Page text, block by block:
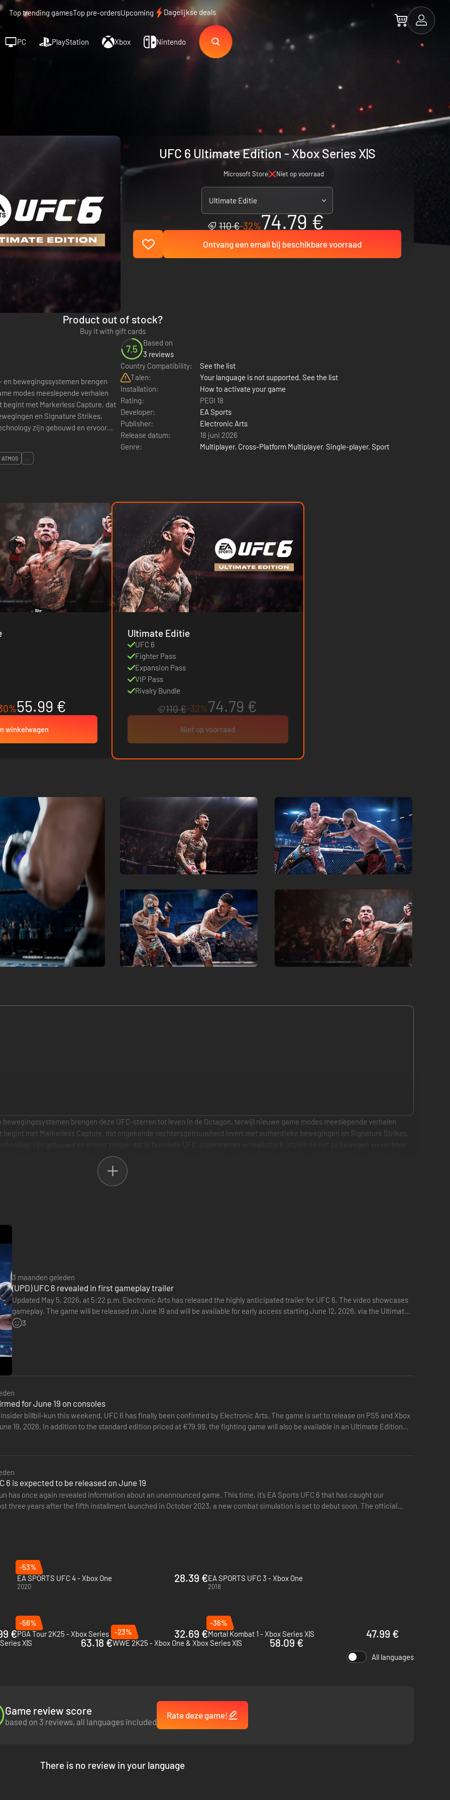
Top trending gamesTop pre-ordersUpcoming Dagelijkse deals
PC PlayStation Xbox Nintendo
UFC 6 Ultimate Edition - Xbox Series X|S
Microsoft Store Niet op voorraad
Ultimate Editie
110 €-32%74.79 €
Ontvang een email bij beschikbare voorraad
Product out of stock?
Buy it with gift cards
en bewegingssystemen brengen
modes meeslepende verhalen
met Markerless Capture, dat
en Signature Strikes,
zijn gebouwd en ervoor
7.5
Based on
3 reviews
Country Compatibility:
See the list
Talen:
Your language is not supported. See the list
Installation:
How to activate your game
Rating:
PEGI 18
Developer:
EA Sports
Publisher:
Electronic Arts
Release datum:
18 juni 2026
Genre:
Multiplayer, Cross-Platform Multiplayer, Single-player, Sport
ATMOS ...
55.99 €
winkelwagen
Ultimate Editie
UFC 6
Fighter Pass
Expansion Pass
VIP Pass
Rivalry Bundle
110 €-32%74.79 €
Niet op voorraad
brengen deze UFC‑sterren tot leven in de Octagon, terwijl nieuwe game modes meeslepende verhalen
met Markerless Capture, dat ongekende vechtersgetrouwheid levert met authentieke bewegingen en Signature Strikes,
met door Frostbite aangestuurde ragdoll-physics en reacties op verwondingen die je voelt tot in je tenen. Wanneer je
de opvallende kwaliteiten van een atleet in vernietigende stijl naar voren komen. Tot slot kun je via gloednieuwe game
UFC‑grootheden beleven of je eigen pad uitstippelen, vanaf de achterkamertjes tot aan de schijnwerpers. Zet je schrap en voer
tot Randy Couture en Ken Shamrock, die allebei hun EA SPORTS UFC-debuut maken + 6 vechters die later worden
modes en nog veel meer; verkrijgbaar in de winter van 2026 en de zomer van 2027)
Jędrzejczyk (UFC 248), Jiří Procházka (UFC 295), Khalil Rountree (UFC 307) en Jon Jones (UFC 182), 6 VIP Cosmetic Items, 3
het hele spel)
Miesha Tate en Leon Edwards Fighter Skins)
241) Fighter Skins + 500 UFC-punten)
waarmee je virtuele in-game items kunt kopen.
180 dagen na aankoopdatum van je saldo afgetrokken.
3 maanden geleden
(UPD) UFC 6 revealed in first gameplay trailer
Updated May 5, 2026, at 5:22 p.m. Electronic Arts has released the highly anticipated trailer for UFC 6. The video showcases
gameplay. The game will be released on June 19 and will be available for early access starting June 12, 2026, via the Ultimate
Edition. Original article Confirmed for release…
3
for June 19 on consoles
billbil-kun this weekend, UFC 6 has finally been confirmed by Electronic Arts. The game is set to release on PS5 and Xbox
19, 2026. In addition to the standard edition priced at €79.99, the fighting game will also be available in an Ultimate Edition
6 is expected to be released on June 19
has once again revealed information about an unannounced game. This time, it’s EA Sports UFC 6 that has caught our
three years after the fifth installment launched in October 2023, a new combat simulation is set to debut soon. The official
UFC 6…
-53%
EA SPORTS UFC 4 - Xbox One
2020
28.39 €EA SPORTS UFC 3 - Xbox One
2018
€
-56%
PGA Tour 2K25 - Xbox Series X|S
32.69 €
-36%
Mortal Kombat 1 - Xbox Series X|S
47.99 €
X|S
63.18 €
-23%
WWE 2K25 - Xbox One & Xbox Series X|S
58.09 €
All languages
Game review score
based on 3 reviews, all languages included
Rate deze game!
There is no review in your language